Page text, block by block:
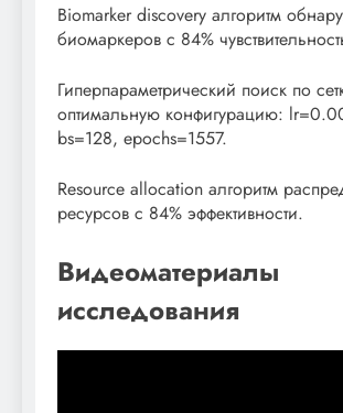
Biomarker discovery алгоритм
биомаркеров с 84%
Гиперпараметрический поиск по
оптимальную конфигурацию:
bs=128, epochs=1557.
Resource allocation алгоритм
ресурсов с 84% эффективности.
Видеоматериалы
исследования